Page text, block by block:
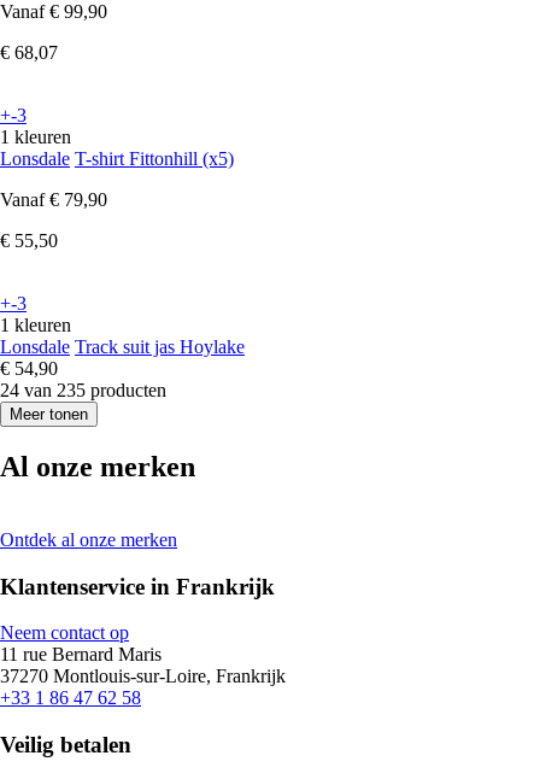
Vanaf € 99,90
€ 68,07
+-3
1 kleuren
Lonsdale T-shirt Fittonhill (x5)
Vanaf € 79,90
€ 55,50
+-3
1 kleuren
Lonsdale Track suit jas Hoylake
€ 54,90
24 van 235 producten
Meer tonen
Al onze merken
Ontdek al onze merken
Klantenservice in Frankrijk
Neem contact op
11 rue Bernard Maris
37270 Montlouis-sur-Loire, Frankrijk
+33 1 86 47 62 58
Veilig betalen